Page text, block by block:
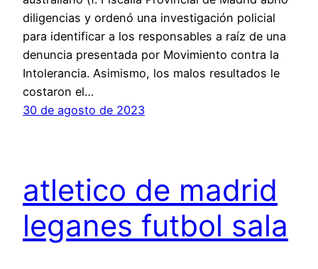
diligencias y ordenó una investigación policial
para identificar a los responsables a raíz de una
denuncia presentada por Movimiento contra la
Intolerancia. Asimismo, los malos resultados le
costaron el…
30 de agosto de 2023
atletico de madrid
leganes futbol sala